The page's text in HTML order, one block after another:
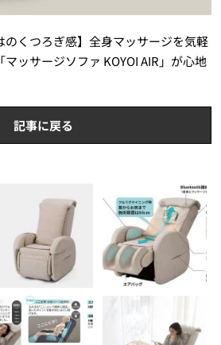
のくつろぎ感】全身マッサージを気軽
ッサージソファ KOYOI AIR」が心地
記事に戻る